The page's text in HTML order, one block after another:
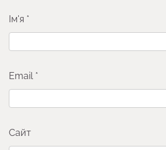
Ім'я *
Email *
Сайт